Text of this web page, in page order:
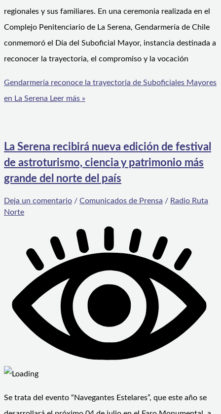
regionales y sus familiares. En una ceremonia realizada en el
Complejo Penitenciario de La Serena, Gendarmería de Chile
conmemoró el Día del Suboficial Mayor, instancia destinada a
reconocer la trayectoria, el compromiso y la vocación
Gendarmería reconoce la trayectoria de Suboficiales Mayores
en La Serena Leer más »
La Serena recibirá nueva edición de festival
de astroturismo, ciencia y patrimonio más
grande del norte del país
Deja un comentario / Comunicados de Prensa / Radio Ruta
Norte
Se trata del evento “Navegantes Estelares”, que este año se